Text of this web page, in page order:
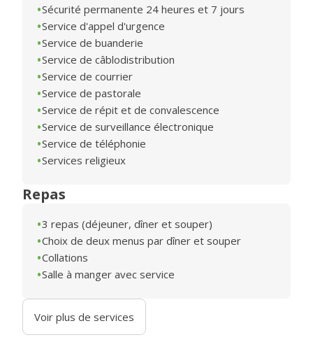
Sécurité permanente 24 heures et 7 jours
Service d'appel d'urgence
Service de buanderie
Service de câblodistribution
Service de courrier
Service de pastorale
Service de répit et de convalescence
Service de surveillance électronique
Service de téléphonie
Services religieux
Repas
3 repas (déjeuner, dîner et souper)
Choix de deux menus par dîner et souper
Collations
Salle à manger avec service
Voir plus de services